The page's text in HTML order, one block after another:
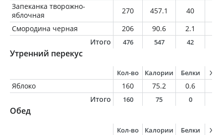
Запеканка творожно-
яблочная
270 457.1 40
Смородина черная
206 90.6 2.1
Итого
476 547 42
Утренний перекус
Кол-во Калории Белки
Яблоко 160 75.2 0.6
Итого
160 75 0
Обед
Кол-во Калории Белки